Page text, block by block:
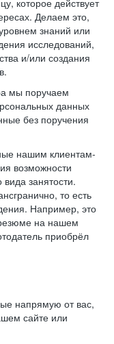
которое действует
Делаем это,
знаний или
исследований,
и/или создания
мы поручаем
данных
без поручения
нашим клиентам-
возможности
вида занятости.
то есть
Например, это
на нашем
приобрёл
напрямую от вас,
сайте или